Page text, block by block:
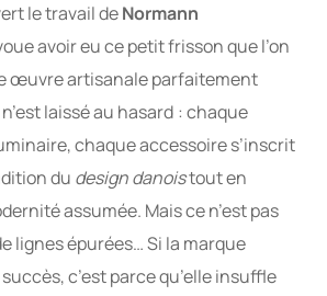
le travail deNormann
avoir eu ce petit frisson que l’on
œuvre artisanale parfaitement
laissé au hasard : chaque
chaque accessoire s’inscrit
du design danoistout en
assumée. Mais ce n’est pas
lignes épurées… Si la marque
c’est parce qu’elle insuffle